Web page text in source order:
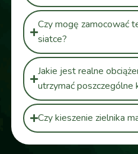
Czy mogę zamocować
siatce?
Jakie jest realne
utrzymać poszczególne
Czy kieszenie zielnika